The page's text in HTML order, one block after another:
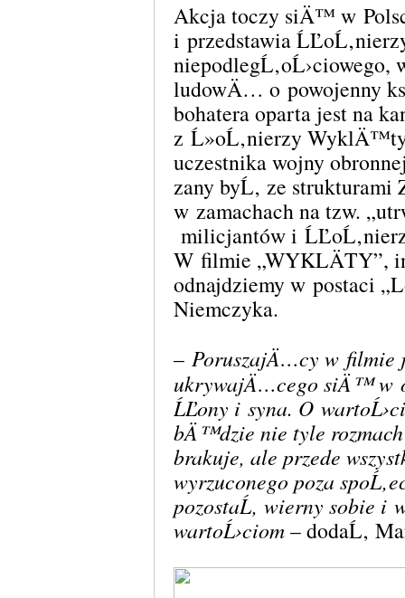
Akcja toczy siÄ™ w
i przedstawia
ludowÄ… o powojenny
bohatera oparta jest na
z Ĺ»oĹ‚nierzy
uczestnika wojny
zany byĹ‚ ze
w zamachach na tzw.
milicjantów i
W filmie
odnajdziemy w postaci
Niemczyka.
– PoruszajÄ…cy w filmie
ukrywajÄ…cego siÄ™ w
ĹĽony i syna. O
bÄ™dzie nie tyle
brakuje, ale przede
wyrzuconego poza
pozostaĹ‚ wierny sobie i
wartoĹ›ciom– dodaĹ‚